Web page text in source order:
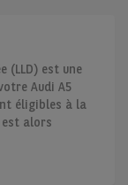
(LLD) est une
Audi A5
éligibles à la
est alors